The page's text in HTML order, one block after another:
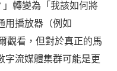
轉變為「我該如何將
用播放器（例如
觀看，但對於真正的馬
字流媒體集群可能是更